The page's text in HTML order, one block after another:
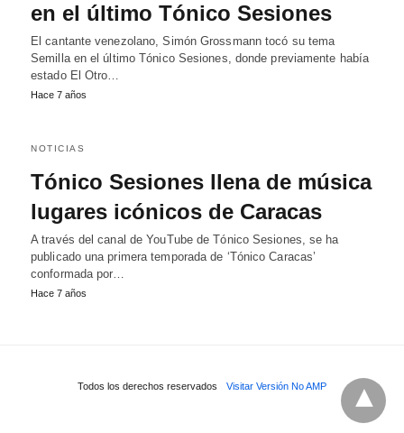
en el último Tónico Sesiones
El cantante venezolano, Simón Grossmann tocó su tema
Semilla en el último Tónico Sesiones, donde previamente había
estado El Otro…
Hace 7 años
NOTICIAS
Tónico Sesiones llena de música
lugares icónicos de Caracas
A través del canal de YouTube de Tónico Sesiones, se ha
publicado una primera temporada de ‘Tónico Caracas’
conformada por…
Hace 7 años
Todos los derechos reservados Visitar Versión No AMP